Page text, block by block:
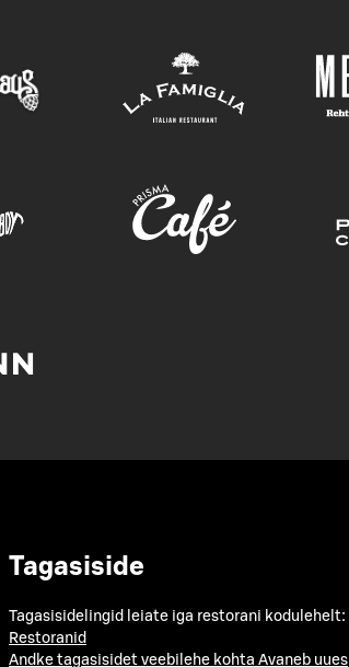
Tagasiside
Tagasisidelingid leiate iga restorani kodulehelt:
Restoranid
Andke tagasisidet veebilehe kohta Avaneb uues